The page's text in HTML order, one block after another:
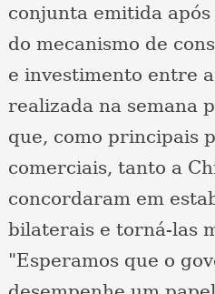
conjunta emitida
do mecanismo de
e investimento entre
realizada na semana
que, como principais
comerciais, tanto a
concordaram em
bilaterais e torná-las
"Esperamos que o